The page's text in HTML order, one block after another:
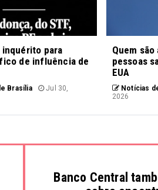
inquérito para
de influência de
Brasília
Jul 30,
Quem
pessoas
EUA
Notícias
2026
Banco Central